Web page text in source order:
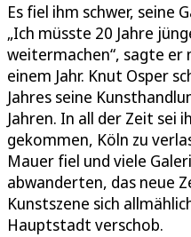
Es fiel ihm schwer, seine
„Ich müsste 20 Jahre
weitermachen“, sagte er
einem Jahr. Knut Osper
Jahres seine
Jahren. In all der Zeit sei
gekommen, Köln zu
Mauer fiel und viele
abwanderten, das neue
Kunstszene sich
Hauptstadt verschob.